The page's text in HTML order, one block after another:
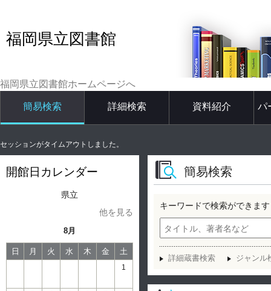
福岡県立図書館
福岡県立図書館ホームページへ
簡易検索 詳細検索 資料紹介 パ
セッションがタイムアウトしました。
開館日カレンダー
県立
他を見る
8月
日 月 火 水 木 金 土
1
簡易検索
キーワードで検索ができます
詳細蔵書検索 ジャンル